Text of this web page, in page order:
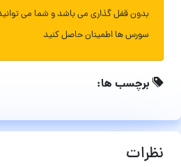
بدون قفل گذاری می باشد و شما می
سورس ها اطمینان حاصل کنید
برچسب ها:
نظرات